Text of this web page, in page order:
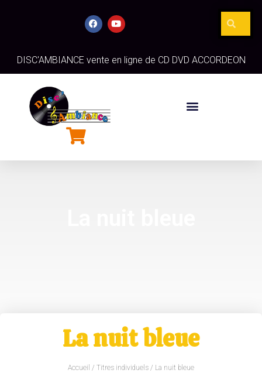
DISC'AMBIANCE vente en ligne de CD DVD ACCORDEON
La nuit bleue
Accueil / Titres individuels / La nuit bleue